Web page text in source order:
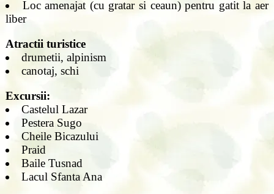
Loc amenajat (cu gratar si ceaun) pentru gatit la aer
liber
Atractii turistice
drumetii, alpinism
canotaj, schi
Excursii:
Castelul Lazar
Pestera Sugo
Cheile Bicazului
Praid
Baile Tusnad
Lacul Sfanta Ana